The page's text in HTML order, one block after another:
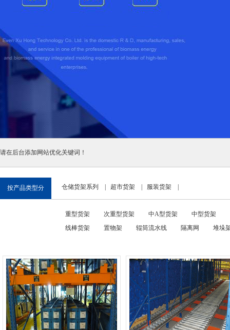
请在后台添加网站优化关键词！
按产品类型分 仓储货架系列 超市货架 服装货架
重型货架 次重型货架 中A型货架
中型货架
线棒货架
置物架 辊筒流水线 隔离网 堆垛